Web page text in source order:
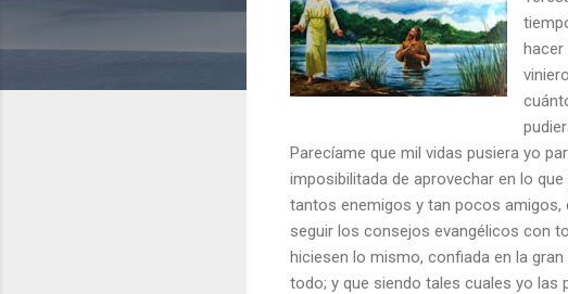
hacer
Parecíame que mil vidas pusiera yo
imposibilitada de aprovechar en lo
tantos enemigos y tan pocos amigos,
seguir los consejos evangélicos con
hiciesen lo mismo, confiada en la
todo; y que siendo tales cuales yo